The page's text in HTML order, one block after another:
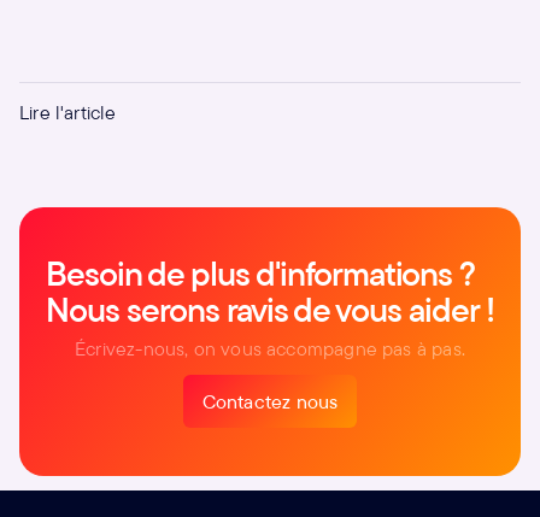
Lire l'article
Besoin de plus d'informations ?
Nous serons ravis de vous aider !
Écrivez-nous, on vous accompagne pas à pas.
Contactez nous
Contactez nous